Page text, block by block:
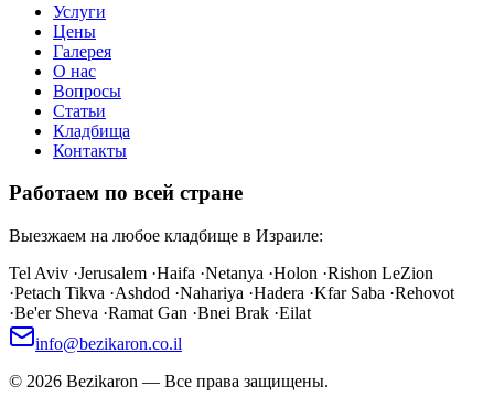
Услуги
Цены
Галерея
О нас
Вопросы
Статьи
Кладбища
Контакты
Работаем по всей стране
Выезжаем на любое кладбище в Израиле:
Tel Aviv ·Jerusalem ·Haifa ·Netanya ·Holon ·Rishon LeZion
·Petach Tikva ·Ashdod ·Nahariya ·Hadera ·Kfar Saba ·Rehovot
·Be'er Sheva ·Ramat Gan ·Bnei Brak ·Eilat
info@bezikaron.co.il
© 2026 Bezikaron — Все права защищены.